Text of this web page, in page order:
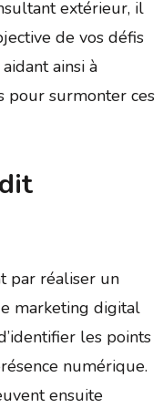
extérieur, il
de vos défis
ainsi à
pour surmonter ces
par réaliser un
marketing digital
les points
numérique.
ensuite